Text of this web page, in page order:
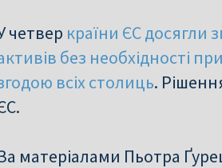
четвер країни ЄС досягли
без необхідності
всіх столиць.
матеріалами Пьотра